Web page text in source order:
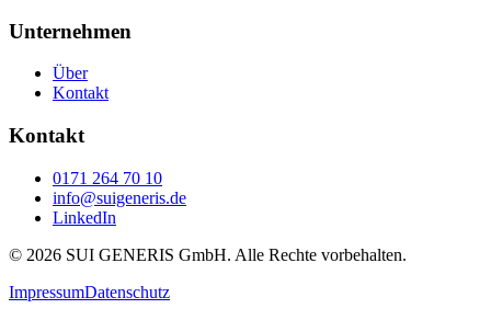
Unternehmen
Über
Kontakt
Kontakt
0171 264 70 10
info@suigeneris.de
LinkedIn
© 2026 SUI GENERIS GmbH. Alle Rechte vorbehalten.
ImpressumDatenschutz